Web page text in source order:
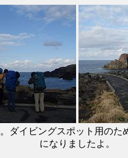
ダイビングスポット用の
になりましたよ。